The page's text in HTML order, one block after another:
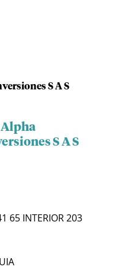
S A S
Alpha
S A S
65 INTERIOR 203